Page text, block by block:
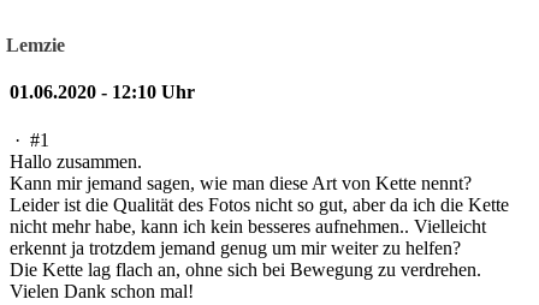
Lemzie
01.06.2020 - 12:10 Uhr
· #1
Hallo zusammen.
Kann mir jemand sagen, wie man diese Art von Kette nennt?
Leider ist die Qualität des Fotos nicht so gut, aber da ich die Kette
nicht mehr habe, kann ich kein besseres aufnehmen.. Vielleicht
erkennt ja trotzdem jemand genug um mir weiter zu helfen?
Die Kette lag flach an, ohne sich bei Bewegung zu verdrehen.
Vielen Dank schon mal!